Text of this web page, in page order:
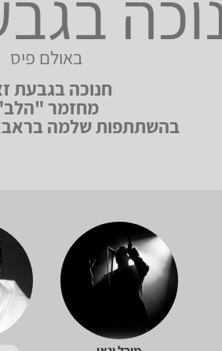
באולם פיס
חנוכה בגבעת
מחזמר
בהשתתפות שלמה בראבא